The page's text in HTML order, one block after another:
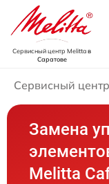
Сервисный центр Melittaв
Саратове
Сервисный
Замена
Melitta